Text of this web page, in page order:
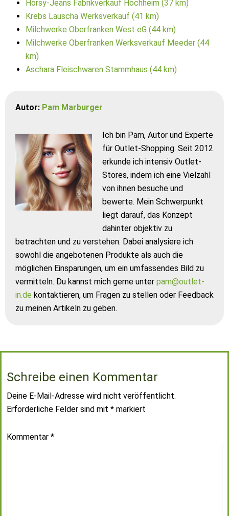
Horsy-Jeans Fabrikverkauf Höchheim (37 km)
Krebs Lauscha Werksverkauf (41 km)
Milchwerke Oberfranken West eG (44 km)
Milchwerke Oberfranken Werksverkauf Meeder (44
km)
Aschara Fleischwaren Stammhaus (44 km)
Autor: Pam Marburger
Ich bin Pam, Autor und Experte
für Outlet-Shopping. Seit 2012
erkunde ich intensiv Outlet-
Stores, indem ich eine Vielzahl
von ihnen besuche und
bewerte. Mein Schwerpunkt
liegt darauf, das Konzept
dahinter objektiv zu
betrachten und zu verstehen. Dabei analysiere ich
sowohl die angebotenen Produkte als auch die
möglichen Einsparungen, um ein umfassendes Bild zu
vermitteln. Du kannst mich gerne unter pam@outlet-
in.de kontaktieren, um Fragen zu stellen oder Feedback
zu meinen Artikeln zu geben.
Schreibe einen Kommentar
Deine E-Mail-Adresse wird nicht veröffentlicht.
Erforderliche Felder sind mit * markiert
Kommentar *